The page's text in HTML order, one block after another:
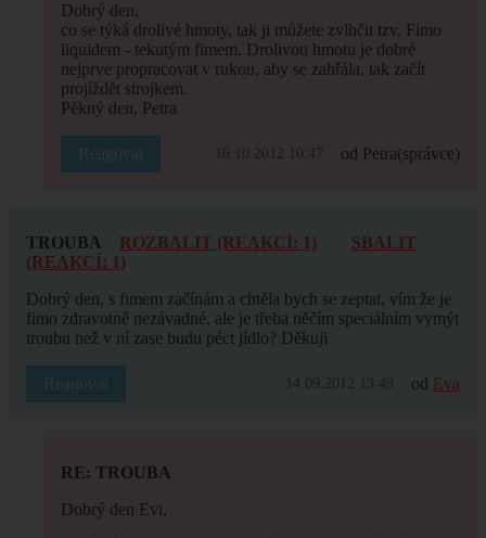
Dobrý den,
co se týká drolivé hmoty, tak ji můžete zvlhčit tzv. Fimo
liquidem - tekutým fimem. Drolivou hmotu je dobré
nejprve propracovat v rukou, aby se zahřála, tak začít
projíždět strojkem.
Pěkný den, Petra
Reagovat 16.10.2012 10:47 od Petra(správce)
TROUBA ROZBALIT (REAKCÍ: 1)
SBALIT
(REAKCÍ: 1)
Dobrý den, s fimem začínám a chtěla bych se zeptat, vím že je
fimo zdravotně nezávadné, ale je třeba něčím speciálním vymýt
troubu než v ní zase budu péct jídlo? Děkuji
Reagovat 14.09.2012 13:49 od Eva
RE: TROUBA
Dobrý den Evi,